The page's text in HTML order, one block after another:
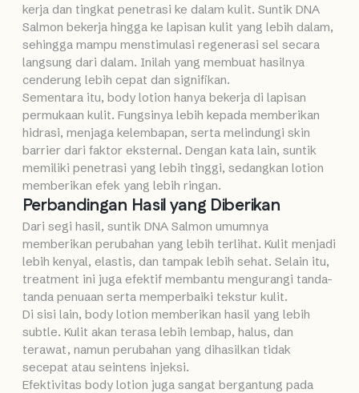
kerja dan tingkat penetrasi ke dalam kulit. Suntik DNA
Salmon bekerja hingga ke lapisan kulit yang lebih dalam,
sehingga mampu menstimulasi regenerasi sel secara
langsung dari dalam. Inilah yang membuat hasilnya
cenderung lebih cepat dan signifikan.
Sementara itu, body lotion hanya bekerja di lapisan
permukaan kulit. Fungsinya lebih kepada memberikan
hidrasi, menjaga kelembapan, serta melindungi skin
barrier dari faktor eksternal. Dengan kata lain, suntik
memiliki penetrasi yang lebih tinggi, sedangkan lotion
memberikan efek yang lebih ringan.
Perbandingan Hasil yang Diberikan
Dari segi hasil, suntik DNA Salmon umumnya
memberikan perubahan yang lebih terlihat. Kulit menjadi
lebih kenyal, elastis, dan tampak lebih sehat. Selain itu,
treatment ini juga efektif membantu mengurangi tanda-
tanda penuaan serta memperbaiki tekstur kulit.
Di sisi lain, body lotion memberikan hasil yang lebih
subtle. Kulit akan terasa lebih lembap, halus, dan
terawat, namun perubahan yang dihasilkan tidak
secepat atau seintens injeksi.
Efektivitas body lotion juga sangat bergantung pada